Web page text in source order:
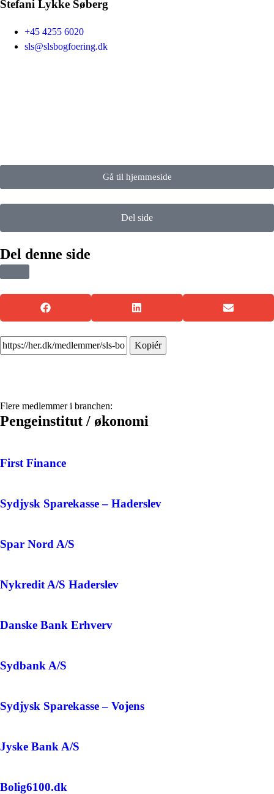
Stefani Lykke Søberg
+45 4255 6020
sls@slsbogfoering.dk
Gå til hjemmeside
Del side
Del denne side
Kopiér
Flere medlemmer i branchen:
Pengeinstitut / økonomi
First Finance
Sydjysk Sparekasse – Haderslev
Spar Nord A/S
Nykredit A/S Haderslev
Danske Bank Erhverv
Sydbank A/S
Sydjysk Sparekasse – Vojens
Jyske Bank A/S
Bolig6100.dk